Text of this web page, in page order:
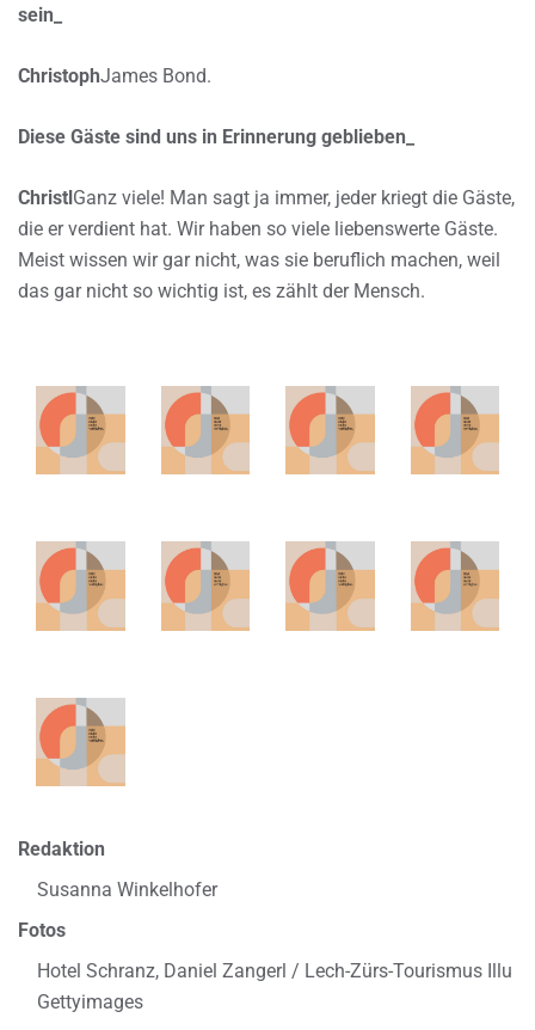
sein_
ChristophJames Bond.
Diese Gäste sind uns in Erinnerung geblieben_
ChristlGanz viele! Man sagt ja immer, jeder kriegt die Gäste,
die er verdient hat. Wir haben so viele liebenswerte Gäste.
Meist wissen wir gar nicht, was sie beruflich machen, weil
das gar nicht so wichtig ist, es zählt der Mensch.
Redaktion
Susanna Winkelhofer
Fotos
Hotel Schranz, Daniel Zangerl / Lech-Zürs-Tourismus Illu
Gettyimages